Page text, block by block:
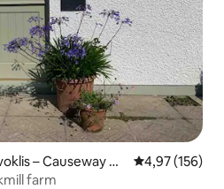
– Causeway Co
Vidējais
4,97 (156)
farm